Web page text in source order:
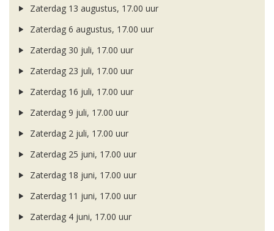
Zaterdag 13 augustus, 17.00 uur
Zaterdag 6 augustus, 17.00 uur
Zaterdag 30 juli, 17.00 uur
Zaterdag 23 juli, 17.00 uur
Zaterdag 16 juli, 17.00 uur
Zaterdag 9 juli, 17.00 uur
Zaterdag 2 juli, 17.00 uur
Zaterdag 25 juni, 17.00 uur
Zaterdag 18 juni, 17.00 uur
Zaterdag 11 juni, 17.00 uur
Zaterdag 4 juni, 17.00 uur